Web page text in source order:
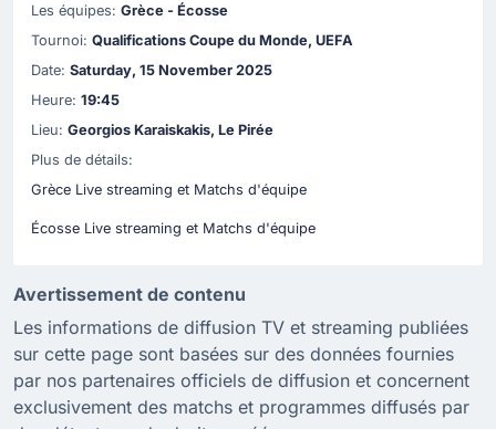
Les équipes: Grèce - Écosse
Tournoi: Qualifications Coupe du Monde, UEFA
Date: Saturday, 15 November 2025
Heure: 19:45
Lieu: Georgios Karaiskakis, Le Pirée
Plus de détails:
Grèce Live streaming et Matchs d'équipe
Écosse Live streaming et Matchs d'équipe
Avertissement de contenu
Les informations de diffusion TV et streaming publiées
sur cette page sont basées sur des données fournies
par nos partenaires officiels de diffusion et concernent
exclusivement des matchs et programmes diffusés par